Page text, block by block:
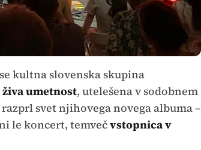
kultna slovenska skupina
živa umetnost, utelešena v sodobnem
svet njihovega novega albuma –
le koncert, temvečvstopnica v